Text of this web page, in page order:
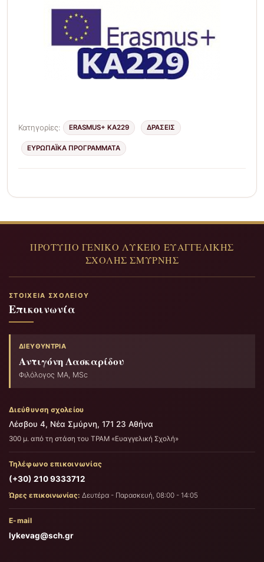
Κατηγορίες: ERASMUS+ KA229 ΔΡΑΣΕΙΣ
ΕΥΡΩΠΑΪΚΆ ΠΡΟΓΡΆΜΜΑΤΑ
ΣΤΟΙΧΕΊΑ ΣΧΟΛΕΊΟΥ
Επικοινωνία
ΔΙΕΥΘΎΝΤΡΙΑ
Αντιγόνη Λασκαρίδου
Φιλόλογος ΜΑ, MSc
Διεύθυνση σχολείου
Λέσβου 4, Νέα Σμύρνη, 171 23 Αθήνα
300 μ. από τη στάση του ΤΡΑΜ «Ευαγγελική Σχολή»
Τηλέφωνο επικοινωνίας
(+30) 210 9333712
Ώρες επικοινωνίας: Δευτέρα - Παρασκευή, 08:00 - 14:05
E-mail
lykevag@sch.gr